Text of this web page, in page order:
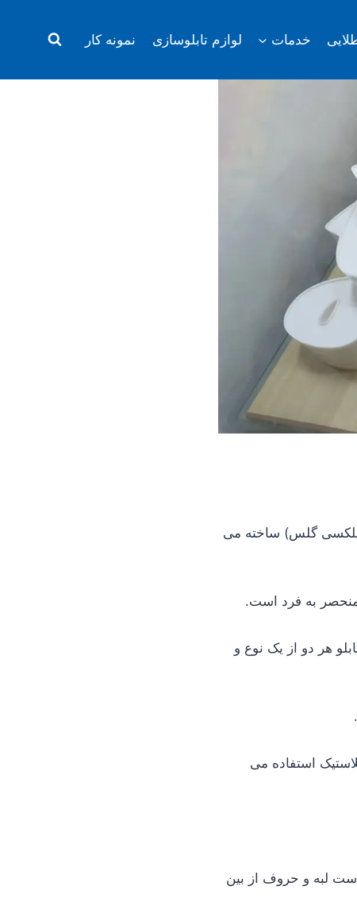
خدمات لوازم تابلوسازی نمونه کار
(پلکسی گلس) ساخته می
منحصر به فرد است.
هر دو از یک نوع و
استفاده می
لبه و حروف از بین